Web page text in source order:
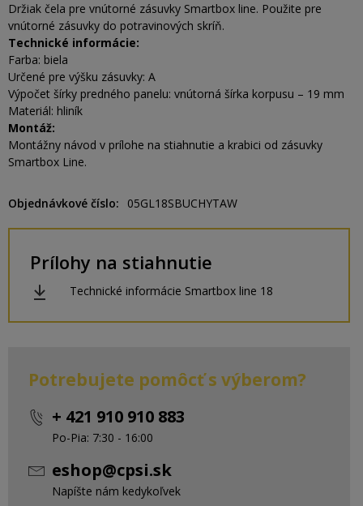
Držiak čela pre vnútorné zásuvky Smartbox line. Použite pre
vnútorné zásuvky do potravinových skríň.
Technické informácie:
Farba: biela
Určené pre výšku zásuvky: A
Výpočet šírky predného panelu: vnútorná šírka korpusu – 19 mm
Materiál: hliník
Montáž:
Montážny návod v prílohe na stiahnutie a krabici od zásuvky
Smartbox Line.
Objednávkové číslo 05GL18SBUCHYTAW
Prílohy na stiahnutie
Technické informácie Smartbox line 18
Potrebujete pomôcť s výberom?
+ 421 910 910 883
Po-Pia: 7:30 - 16:00
eshop@cpsi.sk
Napíšte nám kedykoľvek